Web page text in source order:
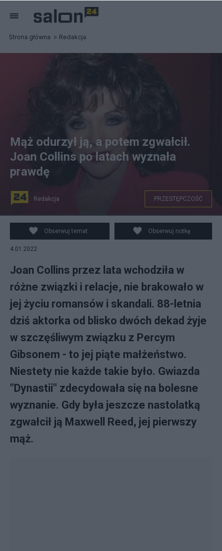
Strona główna Redakcja
CC0
Mąż odurzył ją, a potem zgwałcił.
Joan Collins po latach wyznała
prawdę
Redakcja PRZESTĘPCZOŚĆ
Obserwuj temat Obserwuj notkę
4.01.2022
Joan Collins przez lata wchodziła w
różne związki i relacje, nie brakowało w
jej życiu romansów i skandali. 88-letnia
dziś aktorka od blisko dwóch dekad żyje
w szczęśliwym związku z Percym
Gibsonem - to jej piąte małżeństwo.
Niestety nie każde takie było. Gwiazda
"Dynastii" zdecydowała się na bolesne
wyznanie. Gdy była jeszcze nastolatką
zgwałcił ją Maxwell Reed, jej pierwszy
mąż.